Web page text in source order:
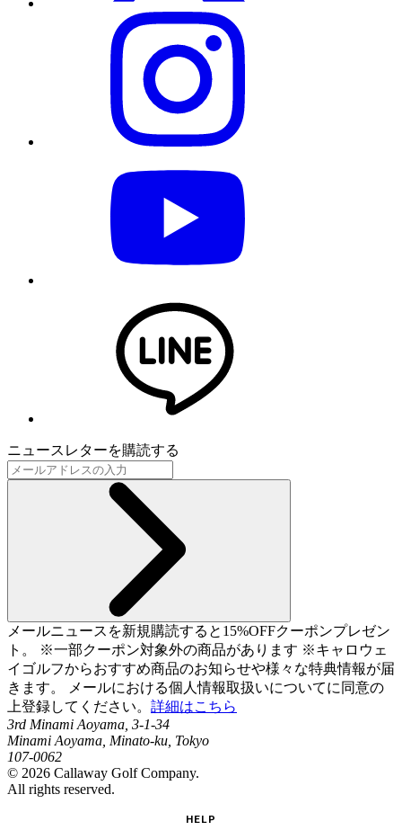
ニュースレターを購読する
メールニュースを新規購読すると15%OFFクーポンプレゼン
ト。 ※一部クーポン対象外の商品があります ※キャロウェ
イゴルフからおすすめ商品のお知らせや様々な特典情報が届
きます。 メールにおける個人情報取扱いについてに同意の
上登録してください。 詳細はこちら
3rd Minami Aoyama, 3-1-34
Minami Aoyama, Minato-ku, Tokyo
107-0062
© 2026 Callaway Golf Company.
All rights reserved.
HELP